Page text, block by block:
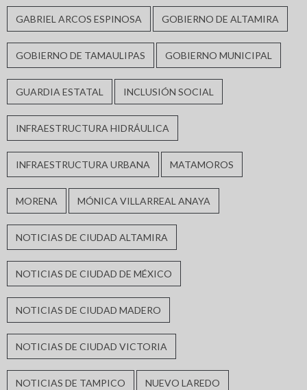
GABRIEL ARCOS ESPINOSA GOBIERNO DE ALTAMIRA
GOBIERNO DE TAMAULIPAS GOBIERNO MUNICIPAL
GUARDIA ESTATAL INCLUSIÓN SOCIAL
INFRAESTRUCTURA HIDRÁULICA
INFRAESTRUCTURA URBANA MATAMOROS
MORENA MÓNICA VILLARREAL ANAYA
NOTICIAS DE CIUDAD ALTAMIRA
NOTICIAS DE CIUDAD DE MÉXICO
NOTICIAS DE CIUDAD MADERO
NOTICIAS DE CIUDAD VICTORIA
NOTICIAS DE TAMPICO NUEVO LAREDO